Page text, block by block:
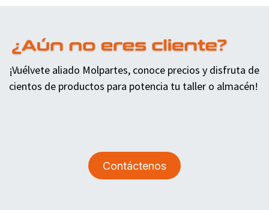
¡Vuélvete aliado Molpartes, conoce precios y disfruta de
cientos de productos para potencia tu taller o almacén!
Contáctenos